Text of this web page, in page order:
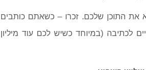
את התוכן שלכם. זכרו – כשאתם כותבים
לכתיבה (במיוחד כשיש לכם עוד מיליון